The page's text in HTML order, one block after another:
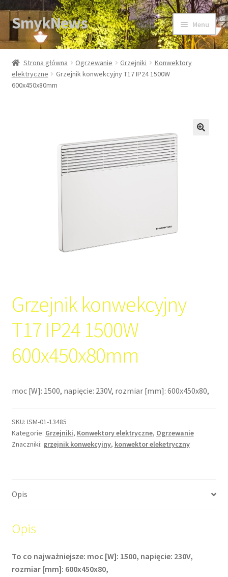
Przejdź
do
nawigacji
Przejdź
do
treści
SmykNews Menu
Strona główna
Strona główna Ogrzewanie Grzejniki
Konwektory
elektryczne
Grzejnik konwekcyjny T17 IP24 1500W
600x450x80mm
Grzejnik konwekcyjny
T17 IP24 1500W
600x450x80mm
moc [W]: 1500, napięcie: 230V, rozmiar [mm]: 600x450x80,
SKU: ISM-01-13485
Kategorie: Grzejniki, Konwektory elektryczne, Ogrzewanie
Znaczniki: grzejnik konwekcyjny, konwektor eleketryczny
Opis
Opis
To co najważniejsze: moc [W]: 1500, napięcie: 230V,
rozmiar [mm]: 600x450x80,